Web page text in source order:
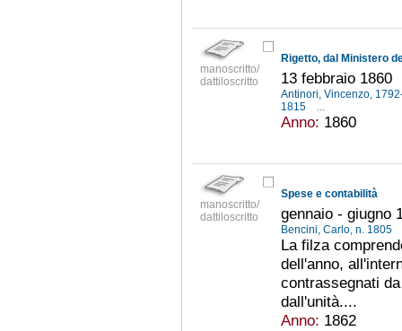
manoscritto/
dattiloscritto
13 febbraio 1860
Antinori, Vincenzo,
1815
...
Anno: 1860
manoscritto/
dattiloscritto
Spese e contabilità
gennaio - giugno
Bencini, Carlo, n. 1805
La filza
dell'anno,
contrassegnati
dall'unità....
Anno: 1862